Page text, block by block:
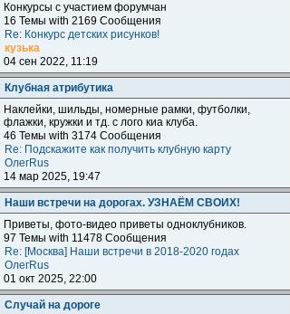
Конкурсы с участием форумчан
16 Темы with 2169 Сообщения
Re: Конкурс детских рисунков!
кузька
04 сен 2022, 11:19
Клубная атрибутика
Наклейки, шильды, номерные рамки, футболки,
флажки, кружки и тд. с лого киа клуба.
46 Темы with 3174 Сообщения
Re: Подскажите как получить клубную карту
ОлегRus
14 мар 2025, 19:47
Наши встречи на дорогах. УЗНАЁМ СВОИХ!
Приветы, фото-видео приветы одноклубников.
97 Темы with 11478 Сообщения
Re: [Москва] Наши встречи в 2018-2020 годах
ОлегRus
01 окт 2025, 22:00
Случай на дороге